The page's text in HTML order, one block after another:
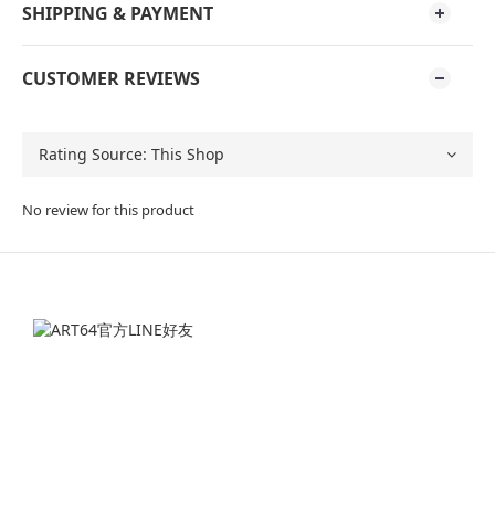
SHIPPING & PAYMENT
CUSTOMER REVIEWS
No review for this product